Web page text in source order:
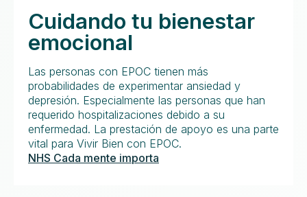
Cuidando tu bienestar
emocional
Las personas con EPOC tienen más
probabilidades de experimentar ansiedad y
depresión. Especialmente las personas que han
requerido hospitalizaciones debido a su
enfermedad. La prestación de apoyo es una parte
vital para Vivir Bien con EPOC.
NHS Cada mente importa